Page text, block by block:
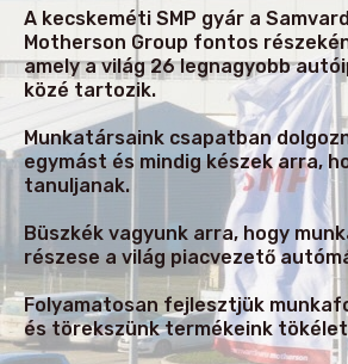
A kecskeméti SMP gyár a
Motherson Group fontos
amely a világ 26 legnagyobb
közé tartozik.
Munkatársaink csapatban
egymást és mindig készek arra,
tanuljanak.
Büszkék vagyunk arra, hogy
részese a világ piacvezető
Folyamatosan fejlesztjük
és törekszünk termékeink